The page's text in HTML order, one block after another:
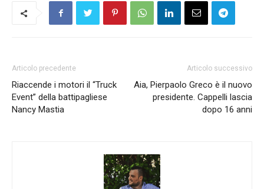
Articolo precedente
Riaccende i motori il “Truck
Event” della battipagliese
Nancy Mastia
Articolo successivo
Aia, Pierpaolo Greco è il nuovo
presidente. Cappelli lascia
dopo 16 anni